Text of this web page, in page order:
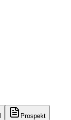
Prospekt